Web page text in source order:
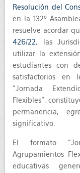
Resolución del
en la 132º
resuelve acordar
426/22, las
utilizar la
estudiantes con
satisfactorios en
"Jornada
Flexibles",
permanencia,
significativo.
El formato
Agrupamientos
educativas